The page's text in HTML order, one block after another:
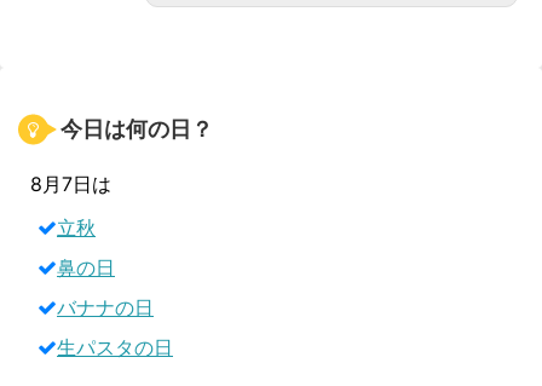
今日は何の日？
8月7日は
立秋
鼻の日
バナナの日
生パスタの日